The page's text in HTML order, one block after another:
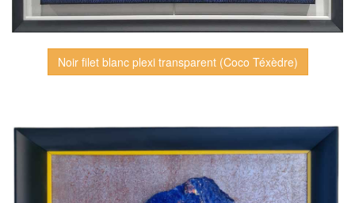
Noir filet blanc plexi transparent (Coco Téxèdre)